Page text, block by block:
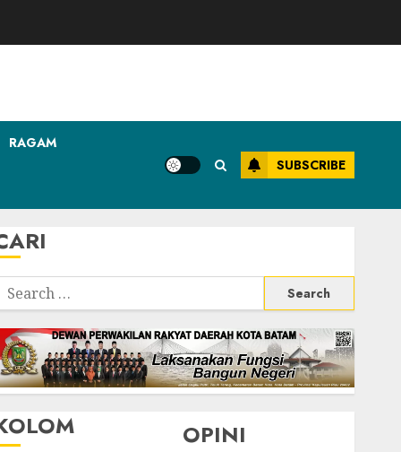
RAGAM
SUBSCRIBE
Search
OPINI